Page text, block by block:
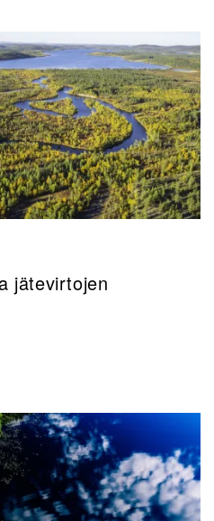
jätevirtojen